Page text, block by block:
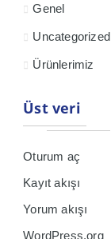
Genel
Uncategorized
Ürünlerimiz
Üst veri
Oturum aç
Kayıt akışı
Yorum akışı
WordPress.org